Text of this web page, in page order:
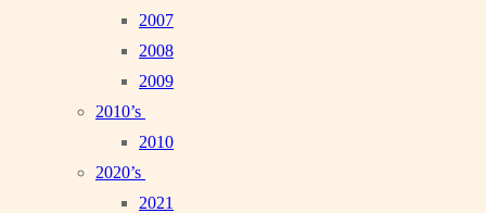
2007
2008
2009
2010’s
2010
2020’s
2021